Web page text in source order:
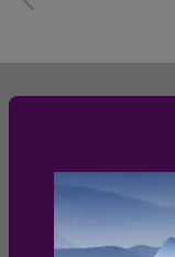
Iratkozz fel
hírlevelére